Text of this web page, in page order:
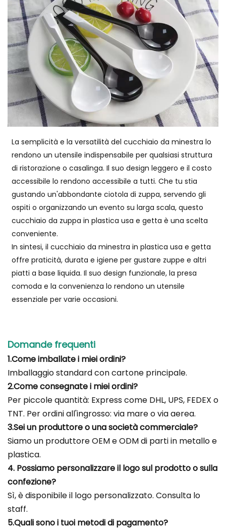
La semplicità e la versatilità del cucchiaio da minestra lo
rendono un utensile indispensabile per qualsiasi struttura
di ristorazione o casalinga. Il suo design leggero e il costo
accessibile lo rendono accessibile a tutti. Che tu stia
gustando un'abbondante ciotola di zuppa, servendo gli
ospiti o organizzando un evento su larga scala, questo
cucchiaio da zuppa in plastica usa e getta è una scelta
conveniente.
In sintesi, il cucchiaio da minestra in plastica usa e getta
offre praticità, durata e igiene per gustare zuppe e altri
piatti a base liquida. Il suo design funzionale, la presa
comoda e la convenienza lo rendono un utensile
essenziale per varie occasioni.
Domande frequenti
1.Come imballate i miei ordini?
Imballaggio standard con cartone principale.
2.Come consegnate i miei ordini?
Per piccole quantità: Express come DHL, UPS, FEDEX o
TNT. Per ordini all'ingrosso: via mare o via aerea.
3.Sei un produttore o una società commerciale?
Siamo un produttore OEM e ODM di parti in metallo e
plastica.
4. Possiamo personalizzare il logo sul prodotto o sulla
confezione?
Sì, è disponibile il logo personalizzato. Consulta lo
staff.
5.Quali sono i tuoi metodi di pagamento?